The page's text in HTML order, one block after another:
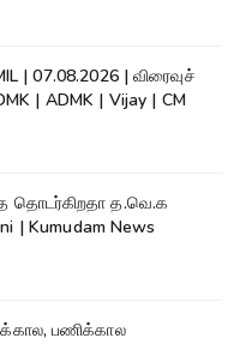
| 07.08.2026 | விரைவுச்
| ADMK | Vijay | CM
தொடர்கிறதா த.வெ.க
| Kumudam News
பணிக்கால